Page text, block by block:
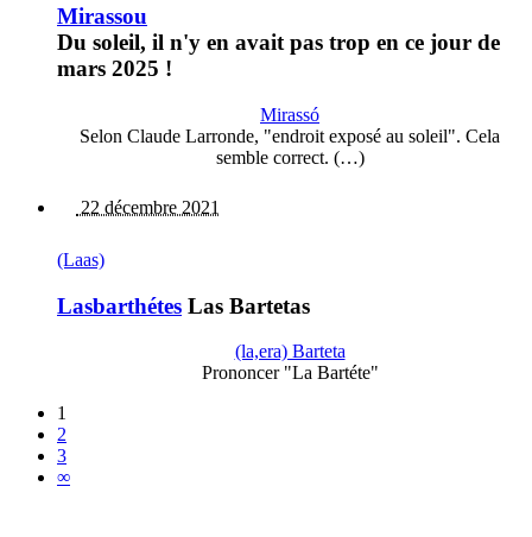
Mirassou
Du soleil, il n'y en avait pas trop en ce jour de
mars 2025 !
Mirassó
Selon Claude Larronde, "endroit exposé au soleil". Cela
semble correct. (…)
22 décembre 2021
(Laas)
Lasbarthétes Las Bartetas
(la,era) Barteta
Prononcer "La Bartéte"
1
2
3
∞